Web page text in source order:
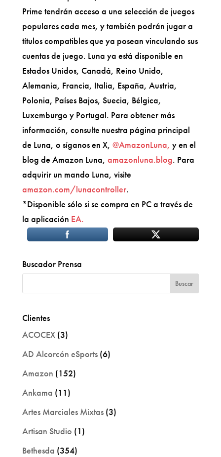
Prime tendrán acceso a una selección de juegos
populares cada mes, y también podrán jugar a
títulos compatibles que ya posean vinculando sus
cuentas de juego. Luna ya está disponible en
Estados Unidos, Canadá, Reino Unido,
Alemania, Francia, Italia, España, Austria,
Polonia, Países Bajos, Suecia, Bélgica,
Luxemburgo y Portugal. Para obtener más
información, consulte nuestra página principal
de Luna, o síganos en X, @AmazonLuna, y en el
blog de Amazon Luna, amazonluna.blog. Para
adquirir un mando Luna, visite
amazon.com/lunacontroller.
*Disponible sólo si se compra en PC a través de
la aplicación EA.
Buscador Prensa
Clientes
ACOCEX(3)
AD Alcorcón eSports(6)
Amazon (152)
Ankama (11)
Artes Marciales Mixtas(3)
Artisan Studio (1)
Bethesda (354)